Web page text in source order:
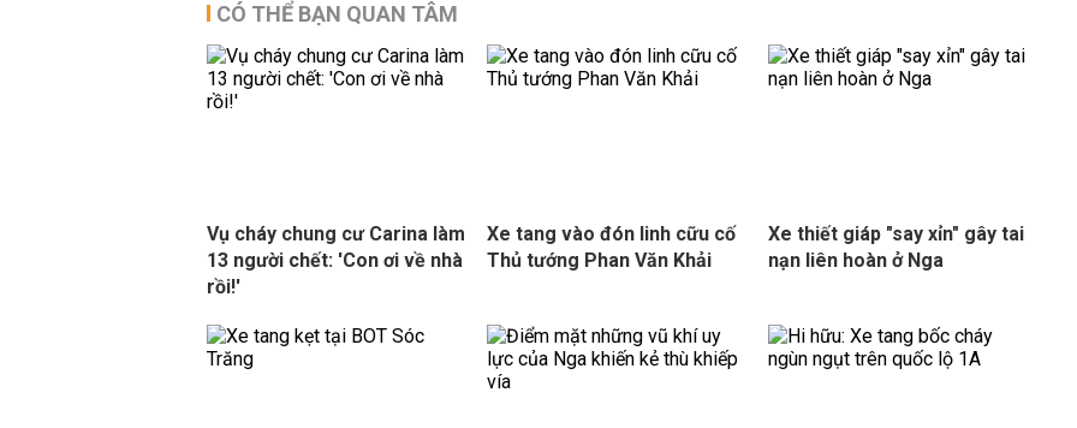
CÓ THỂ BẠN QUAN TÂM
Vụ cháy chung cư Carina làm
13 người chết: 'Con ơi về nhà
rồi!'
Xe tang vào đón linh cữu cố
Thủ tướng Phan Văn Khải
Xe thiết giáp "say xỉn" gây tai
nạn liên hoàn ở Nga